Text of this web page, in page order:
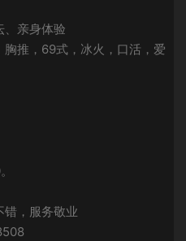
、亲身体验
胸推，69式，冰火，口活，爱
错，服务敬业